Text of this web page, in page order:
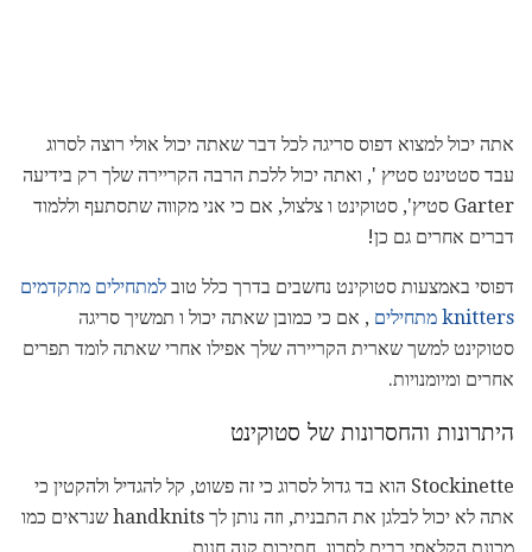
אתה יכול למצוא דפוס סריגה לכל דבר שאתה יכול אולי רוצה לסרוג
עבד סטטינט סטיץ ', ואתה יכול ללכת הרבה הקריירה שלך רק בידיעה
Garter סטיץ', סטוקינט ו צלצול, אם כי אני מקווה שתסתעף וללמוד
דברים אחרים גם כן!
דפוסי באמצעות סטוקינט נחשבים בדרך כלל טוב למתחילים מתקדמים
knitters מתחילים
, אם כי כמובן שאתה יכול ו תמשיך סריגה
סטוקינט למשך שארית הקריירה שלך אפילו אחרי שאתה לומד תפרים
אחרים ומיומנויות.
היתרונות והחסרונות של סטוקינט
Stockinette הוא בד גדול לסרוג כי זה פשוט, קל להגדיל ולהקטין כי
אתה לא יכול לבלגן את התבנית, וזה נותן לך handknits שנראים כמו